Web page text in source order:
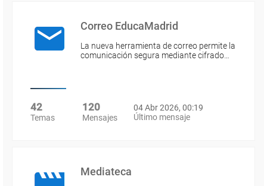
Correo EducaMadrid
La nueva herramienta de correo permite la
comunicación segura mediante cifrado…
42
Temas
120
Mensajes
04 Abr 2026, 00:19
Último mensaje
Mediateca